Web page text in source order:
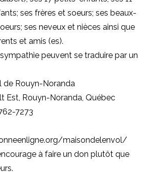
ses frères et soeurs; ses beaux-
ses neveux et nièces ainsi que
et amis (es).
peuvent se traduire par un
de Rouyn-Noranda
Est, Rouyn-Noranda, Québec
7273
maisondelenvol/
à faire un don plutôt que